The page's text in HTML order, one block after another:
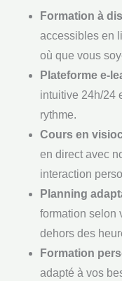
Formation à
accessibles en
où que vous
Plateforme e-
intuitive 24h/24
rythme.
Cours en
en direct avec
interaction
Planning
formation selon
dehors des
Formation
adapté à vos